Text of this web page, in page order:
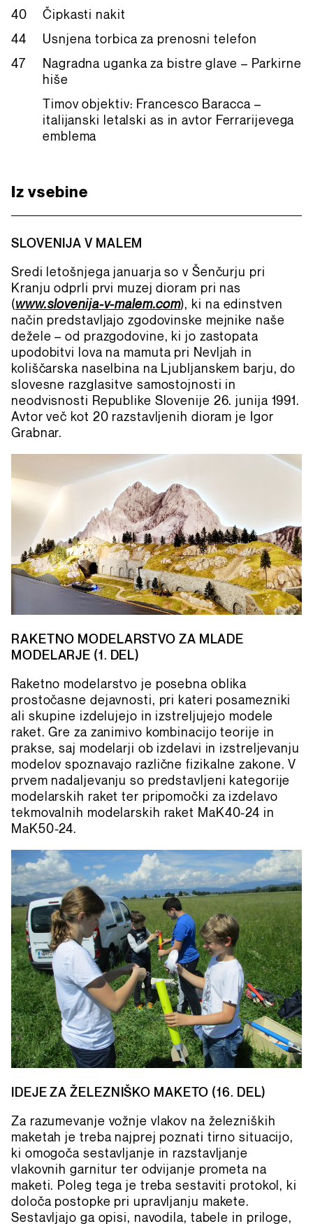
40
Čipkasti nakit
44
Usnjena torbica za prenosni telefon
47
Nagradna uganka za bistre glave – Parkirne
hiše
Timov objektiv: Francesco Baracca –
italijanski letalski as in avtor Ferrarijevega
emblema
Iz vsebine
SLOVENIJA V MALEM
Sredi letošnjega januarja so v Šenčurju pri
Kranju odprli prvi muzej dioram pri nas
(www.slovenija-v-malem.com), ki na edinstven
način predstavljajo zgodovinske mejnike naše
dežele – od prazgodovine, ki jo zastopata
upodobitvi lova na mamuta pri Nevljah in
koliščarska naselbina na Ljubljanskem barju, do
slovesne razglasitve samostojnosti in
neodvisnosti Republike Slovenije 26. junija 1991.
Avtor več kot 20 razstavljenih dioram je Igor
Grabnar.
RAKETNO MODELARSTVO ZA MLADE
MODELARJE (1. DEL)
Raketno modelarstvo je posebna oblika
prostočasne dejavnosti, pri kateri posamezniki
ali skupine izdelujejo in izstreljujejo modele
raket. Gre za zanimivo kombinacijo teorije in
prakse, saj modelarji ob izdelavi in izstreljevanju
modelov spoznavajo različne fizikalne zakone. V
prvem nadaljevanju so predstavljeni kategorije
modelarskih raket ter pripomočki za izdelavo
tekmovalnih modelarskih raket MaK40-24 in
MaK50-24.
IDEJE ZA ŽELEZNIŠKO MAKETO (16. DEL)
Za razumevanje vožnje vlakov na železniških
maketah je treba najprej poznati tirno situacijo,
ki omogoča sestavljanje in razstavljanje
vlakovnih garnitur ter odvijanje prometa na
maketi. Poleg tega je treba sestaviti protokol, ki
določa postopke pri upravljanju makete.
Sestavljajo ga opisi, navodila, tabele in priloge,